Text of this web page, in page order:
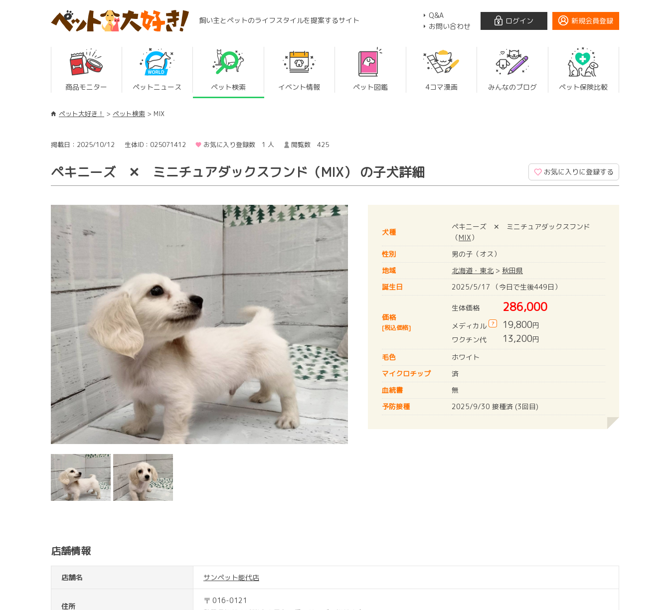
飼い主とペットのライフスタイルを提案するサイト
Q&A
お問い合わせ
ログイン 新規会員登録
商品モニター ペットニュース ペット検索 イベント情報 ペット図鑑 4コマ漫画 みんなのブログ ペット保険比較
ペット大好き！ ペット検索 MIX
掲載日：2025/10/12 生体ID：025071412 お気に入り登録数 1 人 閲覧数 425
ペキニーズ ✕ ミニチュアダックスフンド（MIX） の子犬詳細 お気に入りに登録する
犬種
ペキニーズ ✕ ミニチュアダックスフンド
（MIX）
性別
男の子（オス）
地域
北海道・東北 > 秋田県
誕生日
2025/5/17 （今日で生後449日）
価格
[税込価格]
生体価格 286,000
メディカル ? 19,800円
ワクチン代
13,200円
毛色
ホワイト
マイクロチップ
済
血統書
無
予防接種
2025/9/30 接種済 (3回目)
店舗情報
店舗名 サンペット能代店
住所
〒 016-0121